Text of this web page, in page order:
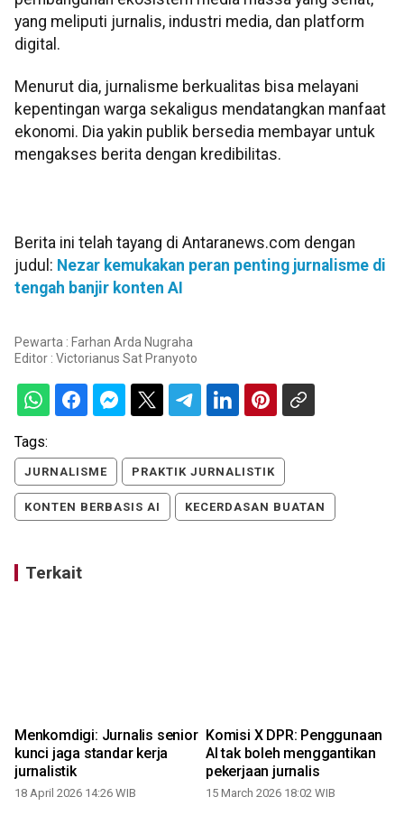
yang meliputi jurnalis, industri media, dan platform
digital.
Menurut dia, jurnalisme berkualitas bisa melayani
kepentingan warga sekaligus mendatangkan manfaat
ekonomi. Dia yakin publik bersedia membayar untuk
mengakses berita dengan kredibilitas.
Berita ini telah tayang di Antaranews.com dengan
judul: Nezar kemukakan peran penting jurnalisme di
tengah banjir konten AI
Pewarta : Farhan Arda Nugraha
Editor : Victorianus Sat Pranyoto
Tags:
JURNALISME PRAKTIK JURNALISTIK
KONTEN BERBASIS AI KECERDASAN BUATAN
Terkait
Menkomdigi: Jurnalis senior
kunci jaga standar kerja
jurnalistik
18 April 2026 14:26 WIB
Komisi X DPR: Penggunaan
AI tak boleh menggantikan
pekerjaan jurnalis
15 March 2026 18:02 WIB